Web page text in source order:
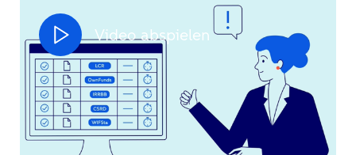
Video abspielen